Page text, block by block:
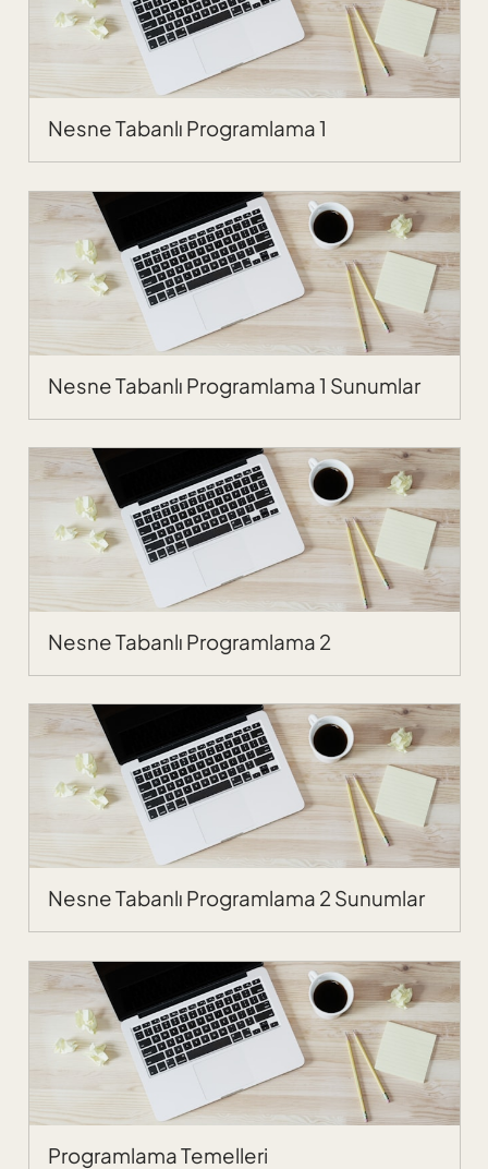
Nesne Tabanlı Programlama 1
Nesne Tabanlı Programlama 1 Sunumlar
Nesne Tabanlı Programlama 2
Nesne Tabanlı Programlama 2 Sunumlar
Programlama Temelleri